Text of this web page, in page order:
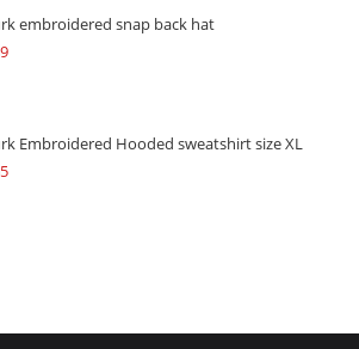
embroidered snap back hat
Embroidered Hooded sweatshirt size XL